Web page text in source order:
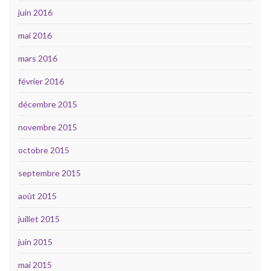
juin 2016
mai 2016
mars 2016
février 2016
décembre 2015
novembre 2015
octobre 2015
septembre 2015
août 2015
juillet 2015
juin 2015
mai 2015